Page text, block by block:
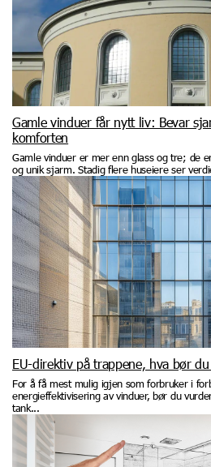
Gamle vinduer får nytt liv: Bevar
komforten
Gamle vinduer er mer enn glass og tre; de
og unik sjarm. Stadig flere huseiere ser
EU-direktiv på trappene, hva bør
For å få mest mulig igjen som forbruker i
energieffektivisering av vinduer, bør du
tank...